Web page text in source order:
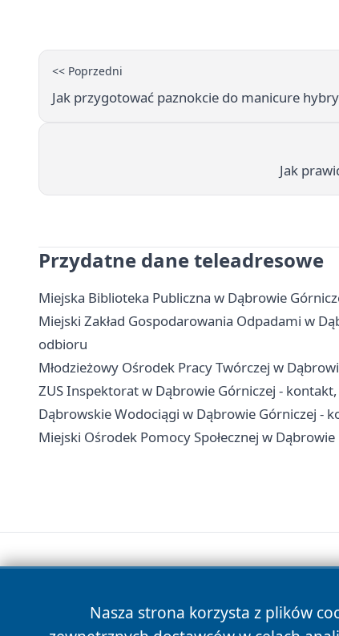
<< Poprzedni
Jak przygotować paznokcie do manicure
Jak
Przydatne dane teleadresowe
Miejska Biblioteka Publiczna w Dąbrowie
Miejski Zakład Gospodarowania Odpadami w
odbioru
Młodzieżowy Ośrodek Pracy Twórczej w
ZUS Inspektorat w Dąbrowie Górniczej - kontakt,
Dąbrowskie Wodociągi w Dąbrowie Górniczej -
Miejski Ośrodek Pomocy Społecznej w
Nasza strona korzysta z plików